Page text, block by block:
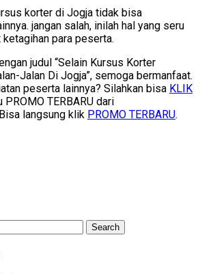
korter di Jogja tidak bisa
jangan salah, inilah hal yang seru
para peserta.
judul “Selain Kursus Korter
Jalan Di Jogja”, semoga bermanfaat.
peserta lainnya? Silahkan bisa KLIK
PROMO TERBARU dari
langsung klik PROMO TERBARU.